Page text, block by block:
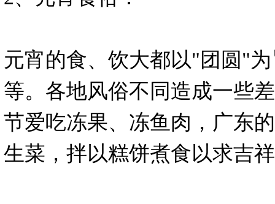
元宵的食、饮大都以"团圆"
等。各地风俗不同造成一些
节爱吃冻果、冻鱼肉，广东
生菜，拌以糕饼煮食以求吉